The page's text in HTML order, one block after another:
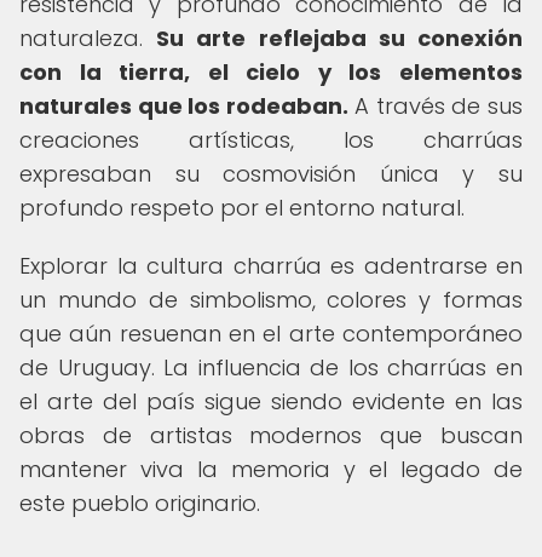
naturaleza. Su arte reflejaba su conexión
con la tierra, el cielo y los elementos
naturales que los rodeaban. A través de sus
creaciones artísticas, los charrúas
expresaban su cosmovisión única y su
profundo respeto por el entorno natural.
Explorar la cultura charrúa es adentrarse en
un mundo de simbolismo, colores y formas
que aún resuenan en el arte contemporáneo
de Uruguay. La influencia de los charrúas en
el arte del país sigue siendo evidente en las
obras de artistas modernos que buscan
mantener viva la memoria y el legado de
este pueblo originario.